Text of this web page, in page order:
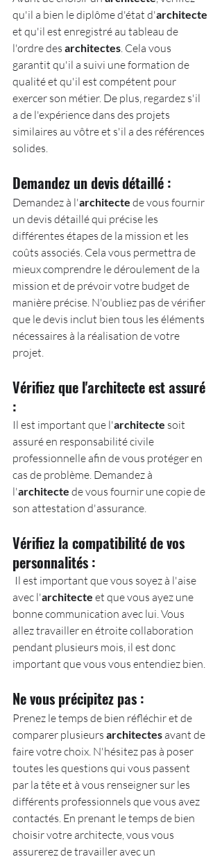
qu'il a bien le diplôme d'état d'architecte
et qu'il est enregistré au tableau de
l'ordre des architectes. Cela vous
garantit qu'il a suivi une formation de
qualité et qu'il est compétent pour
exercer son métier. De plus, regardez s'il
a de l'expérience dans des projets
similaires au vôtre et s'il a des références
solides.
Demandez un devis détaillé :
Demandez à l'architecte de vous fournir
un devis détaillé qui précise les
différentes étapes de la mission et les
coûts associés. Cela vous permettra de
mieux comprendre le déroulement de la
mission et de prévoir votre budget de
manière précise. N'oubliez pas de vérifier
que le devis inclut bien tous les éléments
nécessaires à la réalisation de votre
projet.
Vérifiez que l'architecte est assuré
:
Il est important que l'architecte soit
assuré en responsabilité civile
professionnelle afin de vous protéger en
cas de problème. Demandez à
l'architecte de vous fournir une copie de
son attestation d'assurance.
Vérifiez la compatibilité de vos
personnalités :
avec l'architecte et que vous ayez une
bonne communication avec lui. Vous
allez travailler en étroite collaboration
pendant plusieurs mois, il est donc
important que vous vous entendiez bien.
Ne vous précipitez pas :
Prenez le temps de bien réfléchir et de
comparer plusieurs architectes avant de
faire votre choix. N'hésitez pas à poser
toutes les questions qui vous passent
par la tête et à vous renseigner sur les
différents professionnels que vous avez
contactés. En prenant le temps de bien
choisir votre architecte, vous vous
assurerez de travailler avec un